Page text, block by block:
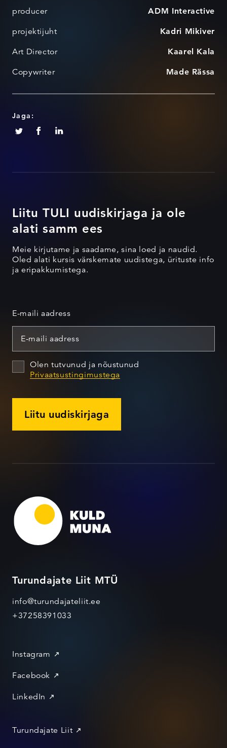
producer ADM Interactive
projektijuht Kadri Mikiver
Art Director Kaarel Kala
Copywriter Made Rässa
Jaga:
Liitu TULI uudiskirjaga ja ole
alati samm ees
Meie kirjutame ja saadame, sina loed ja naudid.
Oled alati kursis värskemate uudistega, ürituste info
ja eripakkumistega.
E-maili aadress
Olen tutvunud ja nõustunud
Privaatsustingimustega
Liitu uudiskirjaga
Turundajate Liit MTÜ
info@turundajateliit.ee
+37258391033
Instagram
Facebook
LinkedIn
Turundajate Liit